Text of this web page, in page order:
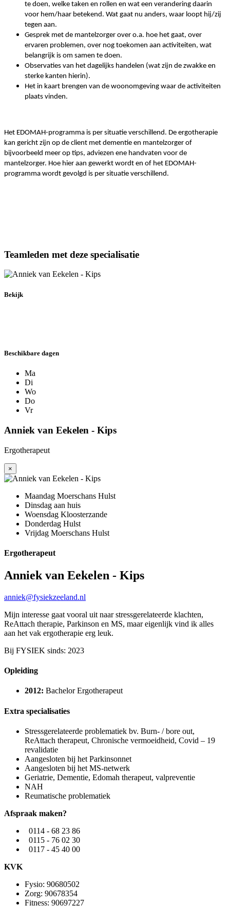
te doen, welke taken en rollen en wat een verandering daarin
voor hem/haar betekend. Wat gaat nu anders, waar loopt hij/zij
tegen aan.
Gesprek met de mantelzorger over o.a. hoe het gaat, over
ervaren problemen, over nog toekomen aan activiteiten, wat
belangrijk is om samen te doen.
Observaties van het dagelijks handelen (wat zijn de zwakke en
sterke kanten hierin).
Het in kaart brengen van de woonomgeving waar de activiteiten
plaats vinden.
Het EDOMAH-programma is per situatie verschillend. De ergotherapie
kan gericht zijn op de client met dementie en mantelzorger of
bijvoorbeeld meer op tips, adviezen ene handvaten voor de
mantelzorger. Hoe hier aan gewerkt wordt en of het EDOMAH-
programma wordt gevolgd is per situatie verschillend.
Teamleden met deze specialisatie
Bekijk
Beschikbare dagen
Ma
Di
Wo
Do
Vr
Anniek van Eekelen - Kips
Ergotherapeut
×
Maandag Moerschans Hulst
Dinsdag aan huis
Woensdag Kloosterzande
Donderdag Hulst
Vrijdag Moerschans Hulst
Ergotherapeut
Anniek van Eekelen - Kips
anniek@fysiekzeeland.nl
Mijn interesse gaat vooral uit naar stressgerelateerde klachten,
ReAttach therapie, Parkinson en MS, maar eigenlijk vind ik alles
aan het vak ergotherapie erg leuk.
Bij FYSIEK sinds: 2023
Opleiding
2012: Bachelor Ergotherapeut
Extra specialisaties
Stressgerelateerde problematiek bv. Burn- / bore out,
ReAttach therapeut, Chronische vermoeidheid, Covid – 19
revalidatie
Aangesloten bij het Parkinsonnet
Aangesloten bij het MS-netwerk
Geriatrie, Dementie, Edomah therapeut, valpreventie
NAH
Reumatische problematiek
Afspraak maken?
0114 - 68 23 86
0115 - 76 02 30
0117 - 45 40 00
KVK
Fysio: 90680502
Zorg: 90678354
Fitness: 90697227